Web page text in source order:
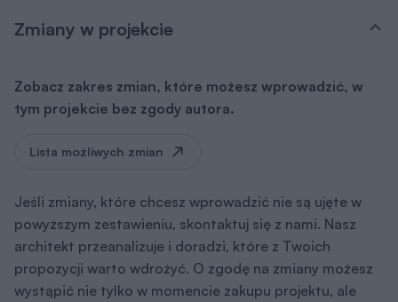
Zmiany w projekcie
Zobacz zakres zmian, które możesz wprowadzić, w
tym projekcie bez zgody autora.
Lista możliwych zmian
Jeśli zmiany, które chcesz wprowadzić nie są ujęte w
powyższym zestawieniu, skontaktuj się z nami. Nasz
architekt przeanalizuje i doradzi, które z Twoich
propozycji warto wdrożyć. O zgodę na zmiany możesz
wystąpić nie tylko w momencie zakupu projektu, ale